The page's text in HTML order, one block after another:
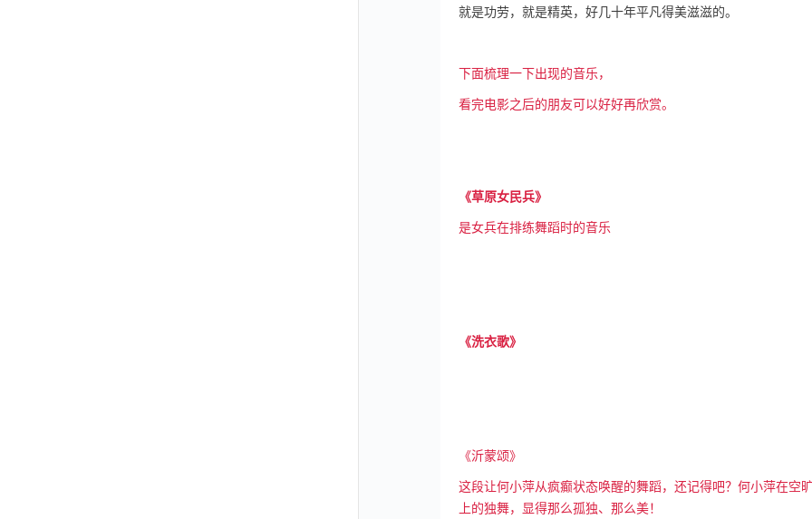
就是功劳，就是精英，好几十年平凡得美滋滋的。
下面梳理一下出现的音乐，
看完电影之后的朋友可以好好再欣赏。
《草原女民兵》
是女兵在排练舞蹈时的音乐
《洗衣歌》
《沂蒙颂》
这段让何小萍从疯癫状态唤醒的舞蹈，还记得吧？何小萍在空
上的独舞，显得那么孤独、那么美！